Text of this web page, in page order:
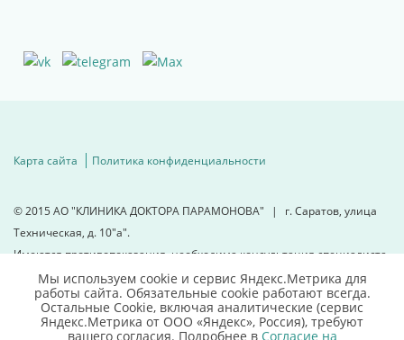
Карта сайта Политика конфиденциальности
© 2015 АО "КЛИНИКА ДОКТОРА ПАРАМОНОВА" |
г. Саратов, улица
Техническая, д. 10"а".
Имеются противопоказания, необходима консультация специалиста.
Для детальной информации
свяжитесь с нами
Мы используем cookie и сервис Яндекс.Метрика для
работы сайта. Обязательные cookie работают всегда.
Остальные Сookie, включая аналитические (сервис
Яндекс.Метрика от ООО «Яндекс», Россия), требуют
вашего согласия. Подробнее в Согласие на